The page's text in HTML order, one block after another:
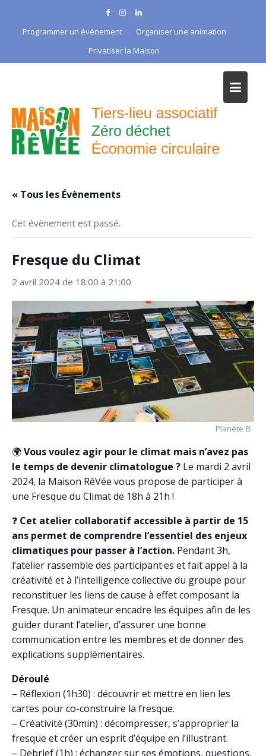
contentProgrammer un événement
Organiser une animation
Privatiser la Maison
« Tous les Évènements
Cet évènement est passé.
Fresque du Climat
2 avril 2024 de 18:00 à 21:00
Planète B
🌍Vous voulez agir pour le climat mais n’avez pas
le temps de devenir climatologue ? Le mardi 2 avril
2024, la Maison RêVée vous propose de participer à
une Fresque du Climat de 18h à 21h !
❓ Cet atelier collaboratif accessible à partir de 15
ans permet de comprendre l’essentiel des enjeux
climatiques pour passer à l’action. Pendant 3h,
l’atelier rassemble des participant·es et fait appel à la
créativité et à l’intelligence collective du groupe pour
reconstituer les liens de cause à effet composant la
Fresque. Un animateur encadre les équipes afin de les
guider durant l’atelier, d’assurer une bonne
communication entre les membres et de donner des
explications supplémentaires.
Déroulé
– Réflexion (1h30) : découvrir et mettre en lien les
cartes pour co-construire la fresque.
– Créativité (30min) : décompresser, s’approprier la
fresque et créer un esprit d’équipe en l’illustrant.
– Debrief (1h) : échanger sur ses émotions, questions,